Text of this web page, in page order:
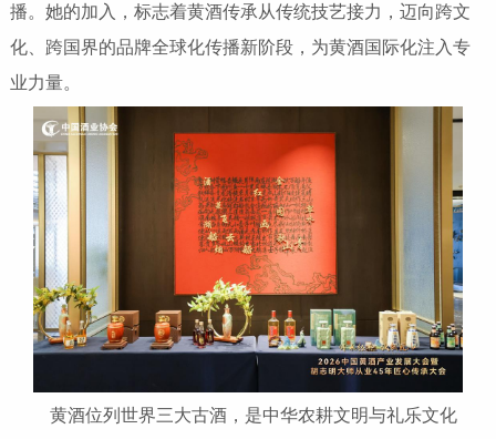
播。她的加入，标志着黄酒传承从传统技艺接力，迈向跨文
化、跨国界的品牌全球化传播新阶段，为黄酒国际化注入专
业力量。
黄酒位列世界三大古酒，是中华农耕文明与礼乐文化